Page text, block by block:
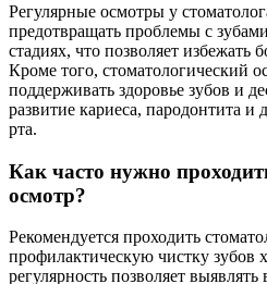
Регулярные осмотры у
предотвращать проблемы с
стадиях, что позволяет избежать
Кроме того, стоматологический
поддерживать здоровье зубов и
развитие кариеса, пародонтита и
рта.
Как часто нужно
осмотр?
Рекомендуется проходить
профилактическую чистку зубов
регулярность позволяет